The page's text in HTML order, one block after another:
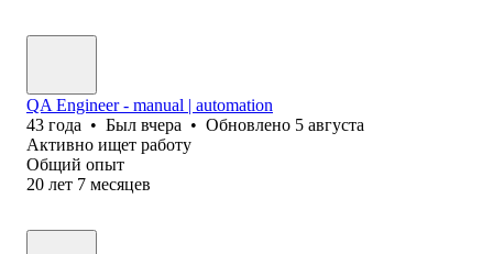
QA Engineer - manual | automation
43 года • Был вчера • Обновлено 5 августа
Активно ищет работу
Общий опыт
20 лет 7 месяцев